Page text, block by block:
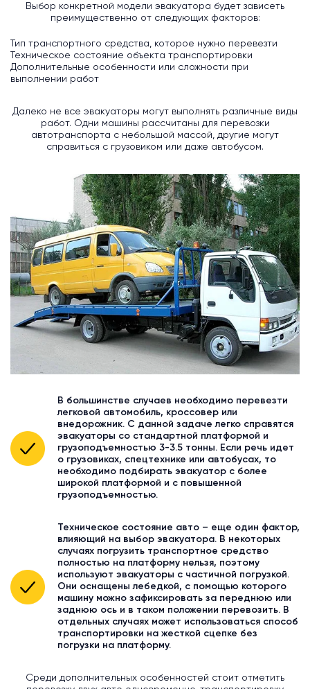
Выбор конкретной модели эвакуатора будет зависеть
преимущественно от следующих факторов:
Тип транспортного средства, которое нужно перевезти
Техническое состояние объекта транспортировки
Дополнительные особенности или сложности при
выполнении работ
Далеко не все эвакуаторы могут выполнять различные виды
работ. Одни машины рассчитаны для перевозки
автотранспорта с небольшой массой, другие могут
справиться с грузовиком или даже автобусом.
В большинстве случаев необходимо перевезти
легковой автомобиль, кроссовер или
внедорожник. С данной задаче легко справятся
эвакуаторы со стандартной платформой и
грузоподъемностью 3-3.5 тонны. Если речь идет
о грузовиках, спецтехнике или автобусах, то
необходимо подбирать эвакуатор с более
широкой платформой и с повышенной
грузоподъемностью.
Техническое состояние авто – еще один фактор,
влияющий на выбор эвакуатора. В некоторых
случаях погрузить транспортное средство
полностью на платформу нельзя, поэтому
используют эвакуаторы с частичной погрузкой.
Они оснащены лебедкой, с помощью которого
машину можно зафиксировать за переднюю или
заднюю ось и в таком положении перевозить. В
отдельных случаях может использоваться способ
транспортировки на жесткой сцепке без
погрузки на платформу.
Среди дополнительных особенностей стоит отметить